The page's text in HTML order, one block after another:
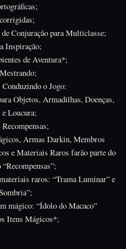
Conjuração para Multiclasse;
Inspiração;
de Aventura*;
o Jogo:
Objetos, Armadilhas, Doenças,
e Loucura;
Armas Darkin, Membros
e Materiais Raros farão parte do
raros: “Trama Luminar” e
mágico: “Ídolo do Macaco”
Itens Mágicos*;